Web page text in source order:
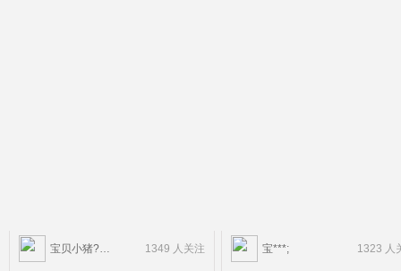
宝贝小猪?…… 1349 人关注 宝***; 1323 人